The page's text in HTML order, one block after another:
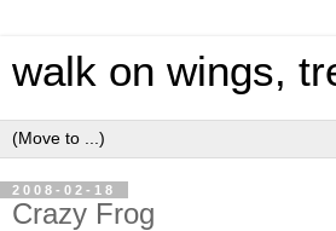
walk on wings,
2008-02-18
Crazy Frog